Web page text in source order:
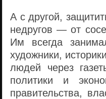
А с другой,
недругов — от
Им всегда
художники,
людей через
политики и
правительства,